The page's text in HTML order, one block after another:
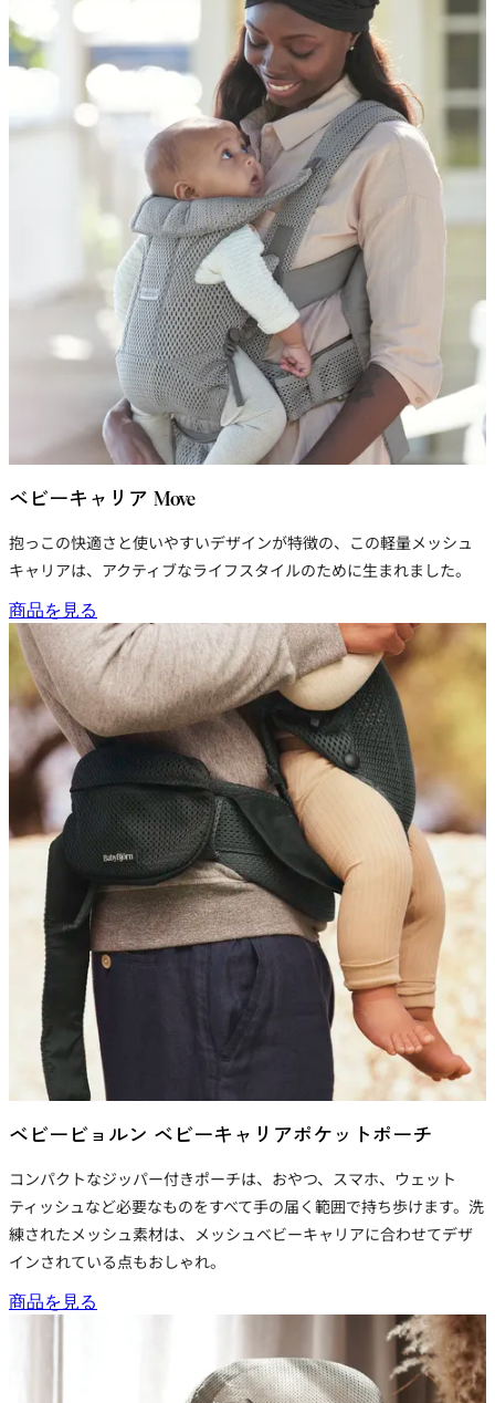
ベビーキャリア Move
抱っこの快適さと使いやすいデザインが特徴の、この軽量メッシュ
キャリアは、アクティブなライフスタイルのために生まれました。
商品を見る
ベビービョルン ベビーキャリアポケットポーチ
コンパクトなジッパー付きポーチは、おやつ、スマホ、ウェット
ティッシュなど必要なものをすべて手の届く範囲で持ち歩けます。洗
練された メッシュ素材は、 メッシュベビーキャリアに合わせてデザ
インされている点もおしゃれ。
商品を見る